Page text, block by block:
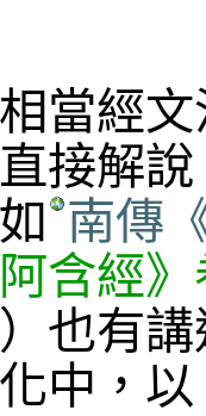
當經
接解
南傳
阿含經
）也有
中，